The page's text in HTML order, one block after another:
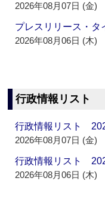
2026年08月07日 (金)
プレスリリース・
2026年08月06日 (木)
行政情報リスト
行政情報リスト
2026年08月07日 (金)
行政情報リスト
2026年08月06日 (木)